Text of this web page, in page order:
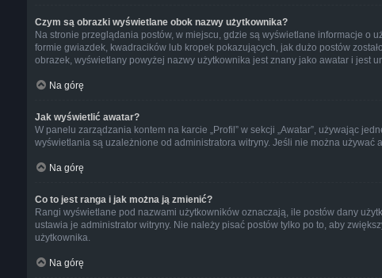
Czym są obrazki wyświetlane obok nazwy użytkownika?
Na stronie przeglądania postów, w miejscu, gdzie są wyświetlane informacje o
formie gwiazdek, kwadracików lub kropek pokazujących, jak dużo postów
obrazek, wyświetlany powyżej nazwy użytkownika jest znany jako awatar i jest
Na górę
Jak wyświetlić awatar?
W panelu zarządzania kontem na karcie „Profil” w sekcji „Awatar”, używając
wyświetlania są uzależnione od administratora witryny. Jeśli nie można
Na górę
Co to jest ranga i jak można ją zmienić?
Rangi wyświetlane pod nazwami użytkowników oznaczają, ile postów dany
ustawia je administrator witryny. Nie należy pisać postów tylko po to, aby
użytkownika.
Na górę